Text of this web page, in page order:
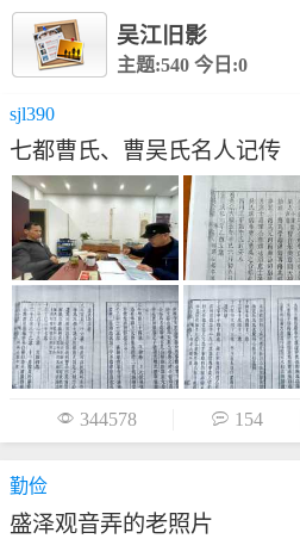
吴江旧影
主题:540 今日:0
sjl390
七都曹氏、曹吴氏名人记传
 344578  154
勤俭
盛泽观音弄的老照片